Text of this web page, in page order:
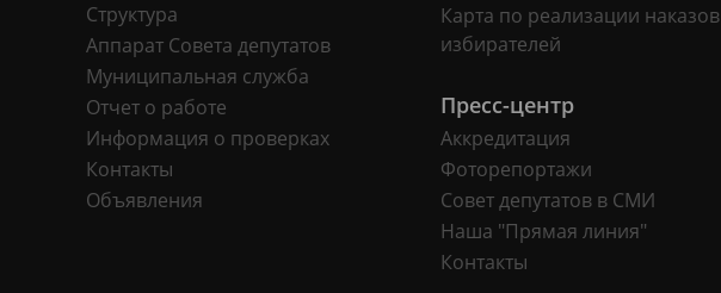
Структура
Аппарат Совета депутатов
Муниципальная служба
Отчет о работе
Информация о проверках
Контакты
Объявления
Карта по реализации наказов
избирателей
Пресс-центр
Аккредитация
Фоторепортажи
Совет депутатов в СМИ
Наша "Прямая линия"
Контакты